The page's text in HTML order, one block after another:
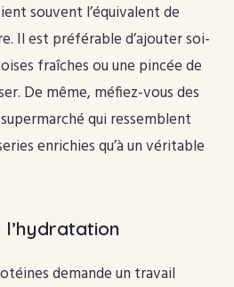
souvent l’équivalent de
Il est préférable d’ajouter soi-
fraîches ou une pincée de
De même, méfiez-vous des
qui ressemblent
enrichies qu’à un véritable
l’hydratation
demande un travail